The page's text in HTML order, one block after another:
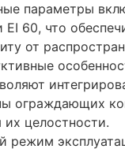
параметры
EI 60, что
от
ограждающих
целостности.
режим